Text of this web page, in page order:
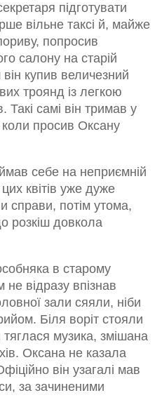
підготувати
вільне таксі й, майже
попросив
салону на старій
купив величезний
троянд із легкою
Такі самі він тримав у
коли просив Оксану
себе на неприємній
квітів уже дуже
потім утома,
розкіш довкола
в старому
відразу впізнав
зали сяяли, ніби
Біля воріт стояли
музика, змішана
Оксана не казала
він узагалі мав
за зачиненими